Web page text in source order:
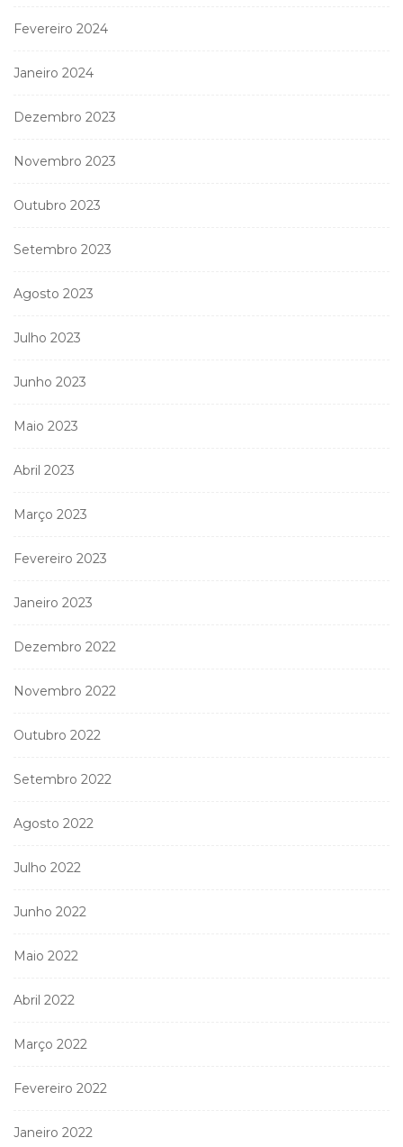
Fevereiro 2024
Janeiro 2024
Dezembro 2023
Novembro 2023
Outubro 2023
Setembro 2023
Agosto 2023
Julho 2023
Junho 2023
Maio 2023
Abril 2023
Março 2023
Fevereiro 2023
Janeiro 2023
Dezembro 2022
Novembro 2022
Outubro 2022
Setembro 2022
Agosto 2022
Julho 2022
Junho 2022
Maio 2022
Abril 2022
Março 2022
Fevereiro 2022
Janeiro 2022